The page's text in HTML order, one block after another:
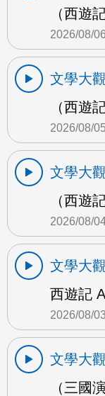
（西遊
2026/08/06
文學大
（西遊
2026/08/05
文學大
（西遊
2026/08/
文學大
西遊記
2026/08/03
文學大
（三國